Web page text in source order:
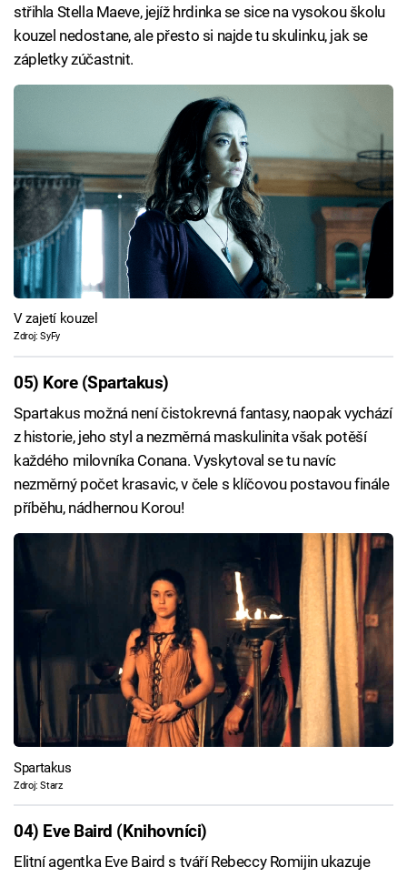
střihla Stella Maeve, jejíž hrdinka se sice na vysokou školu
kouzel nedostane, ale přesto si najde tu skulinku, jak se
zápletky zúčastnit.
V zajetí kouzel
Zdroj: SyFy
05) Kore (Spartakus)
Spartakus možná není čistokrevná fantasy, naopak vychází
z historie, jeho styl a nezměrná maskulinita však potěší
každého milovníka Conana. Vyskytoval se tu navíc
nezměrný počet krasavic, v čele s klíčovou postavou finále
příběhu, nádhernou Korou!
Spartakus
Zdroj: Starz
04) Eve Baird (Knihovníci)
Elitní agentka Eve Baird s tváří Rebeccy Romijin ukazuje